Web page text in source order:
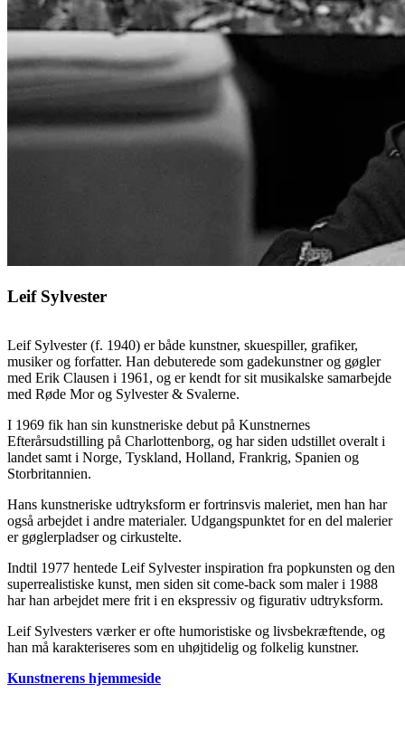
Leif Sylvester
Leif Sylvester (f. 1940) er både kunstner, skuespiller, grafiker,
musiker og forfatter. Han debuterede som gadekunstner og gøgler
med Erik Clausen i 1961, og er kendt for sit musikalske samarbejde
med Røde Mor og Sylvester & Svalerne.
I 1969 fik han sin kunstneriske debut på Kunstnernes
Efterårsudstilling på Charlottenborg, og har siden udstillet overalt i
landet samt i Norge, Tyskland, Holland, Frankrig, Spanien og
Storbritannien.
Hans kunstneriske udtryksform er fortrinsvis maleriet, men han har
også arbejdet i andre materialer. Udgangspunktet for en del malerier
er gøglerpladser og cirkustelte.
Indtil 1977 hentede Leif Sylvester inspiration fra popkunsten og den
superrealistiske kunst, men siden sit come-back som maler i 1988
har han arbejdet mere frit i en ekspressiv og figurativ udtryksform.
Leif Sylvesters værker er ofte humoristiske og livsbekræftende, og
han må karakteriseres som en uhøjtidelig og folkelig kunstner.
Kunstnerens hjemmeside